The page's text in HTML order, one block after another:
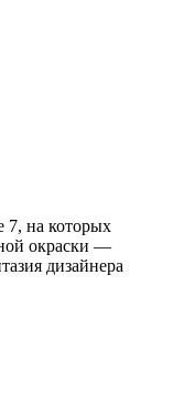
7, на которых
окраски —
дизайнера